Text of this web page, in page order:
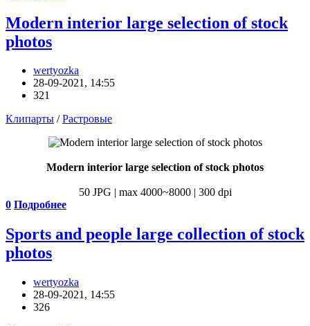
Modern interior large selection of stock
photos
wertyozka
28-09-2021, 14:55
321
Клипарты /Растровые
Modern interior large selection of stock photos
50 JPG | max 4000~8000 | 300 dpi
0 Подробнее
Sports and people large collection of stock
photos
wertyozka
28-09-2021, 14:55
326